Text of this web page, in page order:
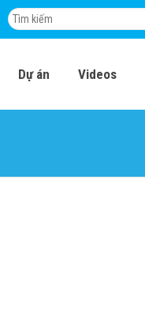
Dự án Videos